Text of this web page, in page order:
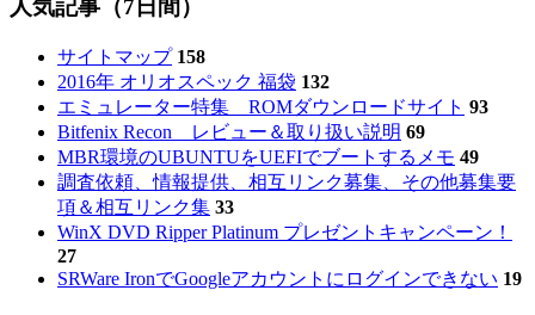
人気記事（7日間）
サイトマップ 158
2016年 オリオスペック 福袋 132
エミュレーター特集 ROMダウンロードサイト 93
Bitfenix Recon レビュー＆取り扱い説明 69
MBR環境のUBUNTUをUEFIでブートするメモ 49
調査依頼、情報提供、相互リンク募集、その他募集要
項＆相互リンク集 33
WinX DVD Ripper Platinum プレゼントキャンペーン！
27
SRWare IronでGoogleアカウントにログインできない 19